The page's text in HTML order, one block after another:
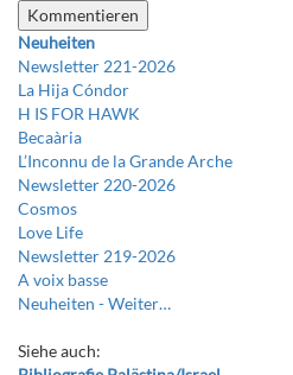
Neuheiten
Newsletter 221-2026
La Hija Cóndor
H IS FOR HAWK
Becaària
L’Inconnu de la Grande Arche
Newsletter 220-2026
Cosmos
Love Life
Newsletter 219-2026
A voix basse
Neuheiten -Weiter…
Siehe auch: